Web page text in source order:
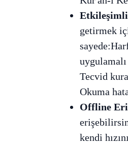
getirmek
Tecvid
Okuma
Offline
kendi